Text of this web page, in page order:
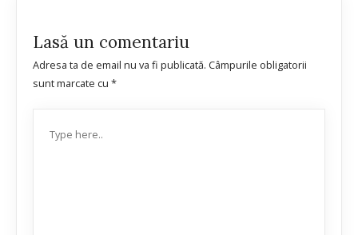
Lasă un comentariu
Adresa ta de email nu va fi publicată. Câmpurile obligatorii
sunt marcate cu *